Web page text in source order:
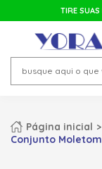
TIRE
Página inicial
Conjunto